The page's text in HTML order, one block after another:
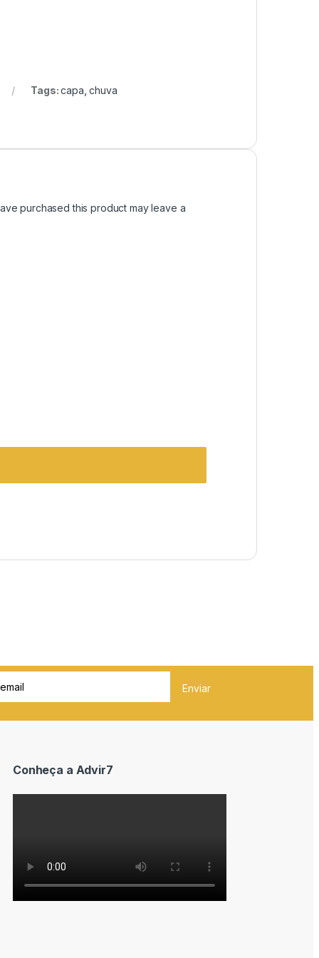
Tags:capa ,chuva
purchased this product may leave a
Conheça a Advir7